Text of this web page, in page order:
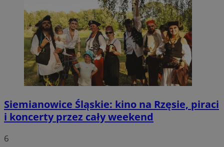
Siemianowice Śląskie: kino na Rzęsie, piraci
i koncerty przez cały weekend
6